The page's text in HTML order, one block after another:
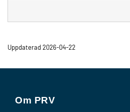
Uppdaterad 2026-04-22
Om PRV